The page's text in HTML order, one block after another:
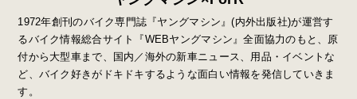
1972年創刊のバイク専門誌『ヤングマシン』(内外出版社)が運営す
るバイク情報総合サイト『WEBヤングマシン』全面協力のもと、原
付から大型車まで、国内／海外の新車ニュース、用品・イベントな
ど、バイク好きがドキドキするような面白い情報を発信していきま
す。